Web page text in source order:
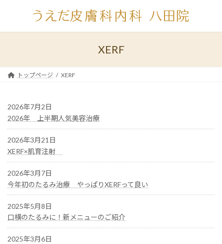
ン
ー
XERF
トップページ XERF
2026年7月2日
2026年 上半期人気美容治療
2026年3月21日
XERF×肌育注射
2026年3月7日
今年初のたるみ治療 やっぱりXERFって良い
2025年5月8日
口横のたるみに！新メニューのご紹介
2025年3月6日